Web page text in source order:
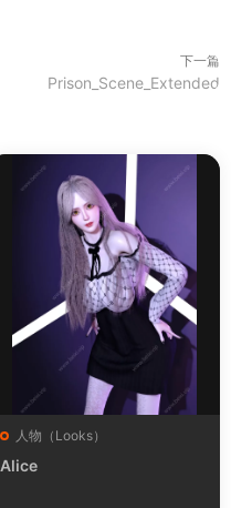
下一篇
Prison_Scene_Extended
人物（Looks）
Alice